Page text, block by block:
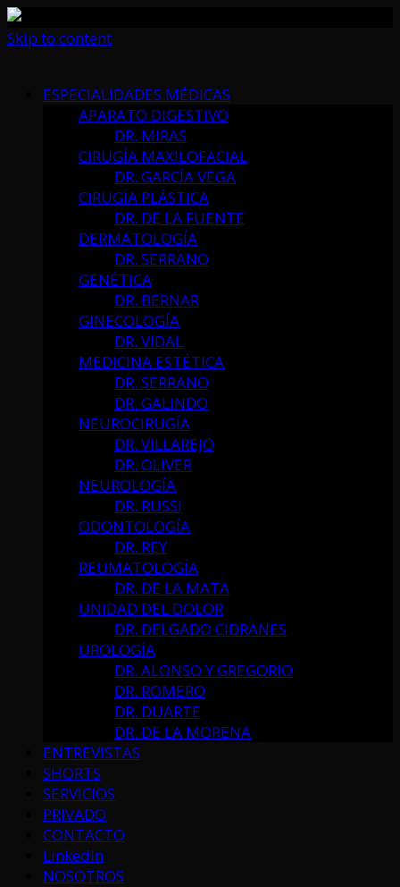
Skip to content
ESPECIALIDADES MÉDICAS
APARATO DIGESTIVO
DR. MIRAS
CIRUGÍA MAXILOFACIAL
DR. GARCÍA VEGA
CIRUGÍA PLÁSTICA
DR. DE LA FUENTE
DERMATOLOGÍA
DR. SERRANO
GENÉTICA
DR. BERNAR
GINECOLOGÍA
DR. VIDAL
MEDICINA ESTÉTICA
DR. SERRANO
DR. GALINDO
NEUROCIRUGÍA
DR. VILLAREJO
DR. OLIVER
NEUROLOGÍA
DR. RUSSI
ODONTOLOGÍA
DR. REY
REUMATOLOGÍA
DR. DE LA MATA
UNIDAD DEL DOLOR
DR. DELGADO CIDRANES
UROLOGÍA
DR. ALONSO Y GREGORIO
DR. ROMERO
DR. DUARTE
DR. DE LA MORENA
ENTREVISTAS
SHORTS
SERVICIOS
PRIVADO
CONTACTO
LinkedIn
NOSOTROS